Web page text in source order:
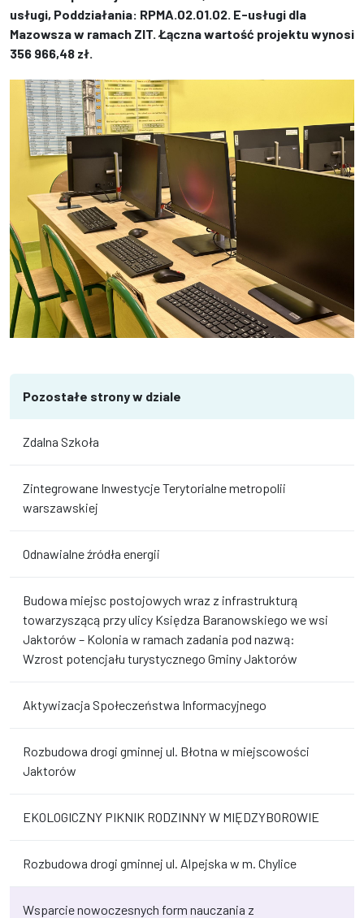
usługi, Poddziałania: RPMA.02.01.02. E-usługi dla
Mazowsza w ramach ZIT. Łączna wartość projektu wynosi
356 966,48 zł.
Pozostałe strony w dziale
Zdalna Szkoła
Zintegrowane Inwestycje Terytorialne metropolii
warszawskiej
Odnawialne źródła energii
Budowa miejsc postojowych wraz z infrastrukturą
towarzyszącą przy ulicy Księdza Baranowskiego we wsi
Jaktorów – Kolonia w ramach zadania pod nazwą:
Wzrost potencjału turystycznego Gminy Jaktorów
Aktywizacja Społeczeństwa Informacyjnego
Rozbudowa drogi gminnej ul. Błotna w miejscowości
Jaktorów
EKOLOGICZNY PIKNIK RODZINNY W MIĘDZYBOROWIE
Rozbudowa drogi gminnej ul. Alpejska w m. Chylice
Wsparcie nowoczesnych form nauczania z